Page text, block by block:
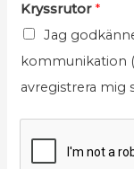
o
r
N
a
m
o
r
E
-
p
Kryssrutor *
Jag
kommunikation
avregistrera mig